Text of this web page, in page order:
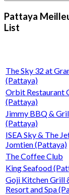
Pattaya
List
The Sky 32 at
(Pattaya)
Orbit Restaurant
(Pattaya)
Jimmy BBQ &
(Pattaya)
ISEA Sky & The
Jomtien (Pattaya)
The Coffee Club
King Seafood
Goji Kitchen Grill
Resort and Spa